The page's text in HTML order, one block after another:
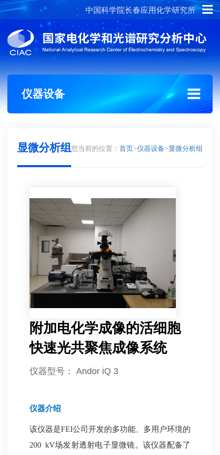
中国科学院长春应用化学研究所
概况介绍 组织架构
仪器设备
显微分析组您当前的位置： 首页>仪器设备>显微分析组
附加电化学成像的活细胞
快速光共聚焦成像系统
仪器型号 ： Andor iQ 3
仪器介绍
该仪器是FEI公司开发的多功能、多用户环境的
200 kV场发射透射电子显微镜。该仪器配备了